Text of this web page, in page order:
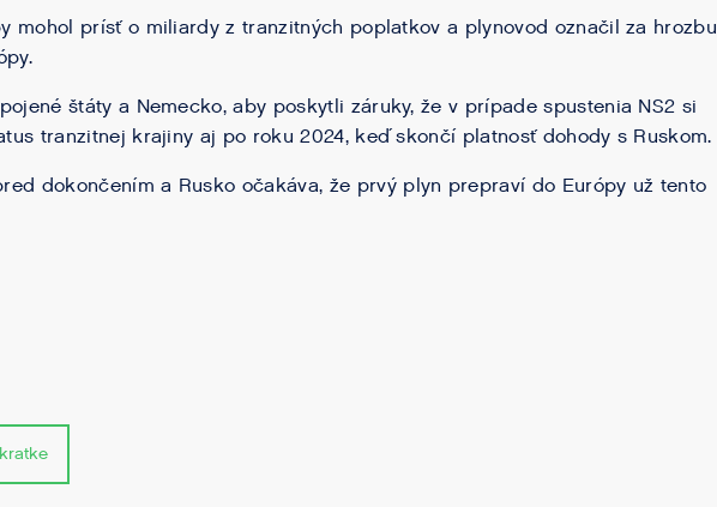
mohol prísť o miliardy z tranzitných poplatkov a plynovod označil za hrozbu
štáty a Nemecko, aby poskytli záruky, že v prípade spustenia NS2 si
tranzitnej krajiny aj po roku 2024, keď skončí platnosť dohody s Ruskom.
dokončením a Rusko očakáva, že prvý plyn prepraví do Európy už tento